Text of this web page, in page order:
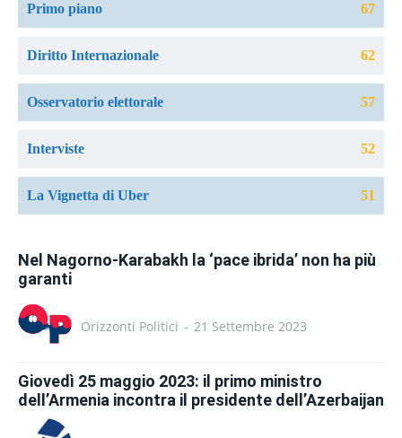
Primo piano 67
Diritto Internazionale 62
Osservatorio elettorale 57
Interviste 52
La Vignetta di Uber 51
Nel Nagorno-Karabakh la ‘pace ibrida’ non ha più
garanti
Orizzonti Politici - 21 Settembre 2023
Giovedì 25 maggio 2023: il primo ministro
dell’Armenia incontra il presidente dell’Azerbaijan